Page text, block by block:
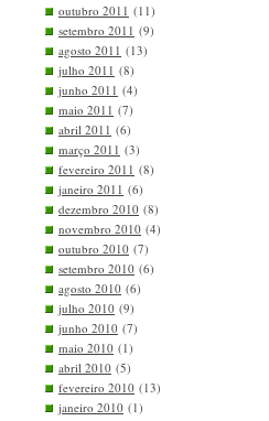
outubro 2011 (11)
setembro 2011 (9)
agosto 2011 (13)
julho 2011 (8)
junho 2011 (4)
maio 2011 (7)
abril 2011 (6)
março 2011 (3)
fevereiro 2011 (8)
janeiro 2011 (6)
dezembro 2010 (8)
novembro 2010 (4)
outubro 2010 (7)
setembro 2010 (6)
agosto 2010 (6)
julho 2010 (9)
junho 2010 (7)
maio 2010 (1)
abril 2010 (5)
fevereiro 2010 (13)
janeiro 2010 (1)